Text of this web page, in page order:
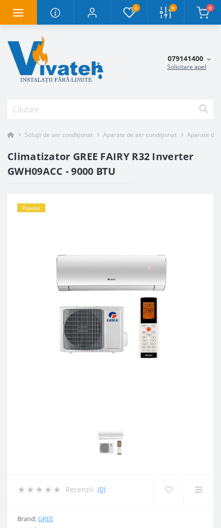
0 0 0
079141400
Solicitare apel
Soluții de aer condiționat Aparate de aer condiționat Aparate de
Climatizator GREE FAIRY R32 Inverter
GWH09ACC - 9000 BTU
Popular
Recenzii: (0)
Brand:GREE